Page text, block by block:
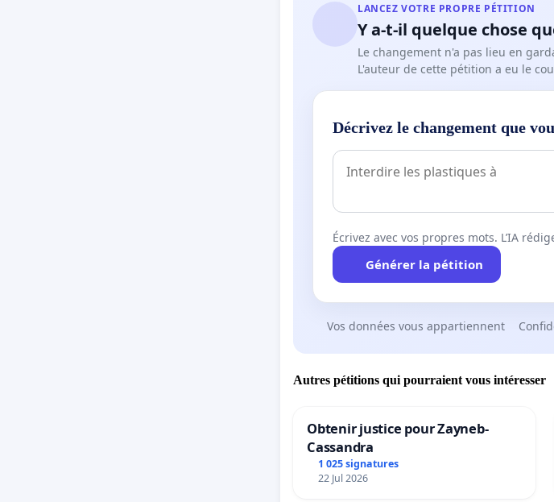
LANCEZ VOTRE PROPRE PÉTITION
Y a-t-il quelque chose
Le changement n'a pas lieu en
L'auteur de cette pétition a eu le
Décrivez le changement que
Écrivez avec vos propres mots. L’IA
Générer la pétition
Vos données vous appartiennent
Autres pétitions qui pourraient vous intéresser
Obtenir justice pour Zayneb-
Cassandra
1 025 signatures
22 Jul 2026